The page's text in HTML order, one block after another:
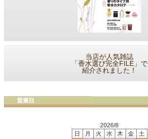
当店が人気雑誌
「香水選び完全FILE」で
紹介されました！
2026/8
日
月 火 水 木 金
土